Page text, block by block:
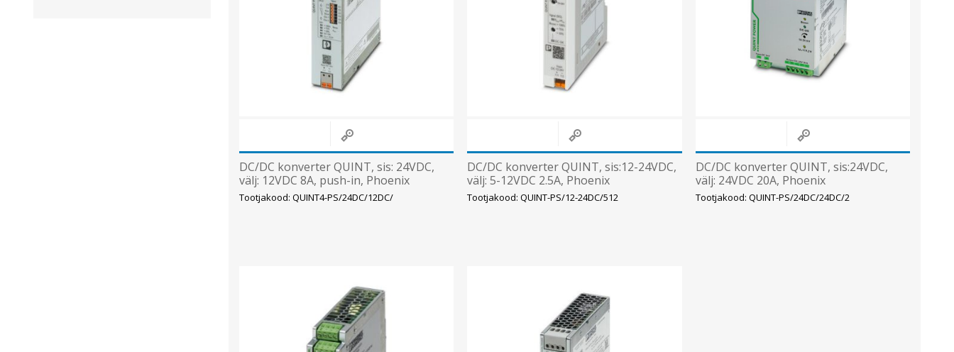
DC/DC konverter QUINT, sis: 24VDC,
välj: 12VDC 8A, push-in, Phoenix
Tootjakood: QUINT4-PS/24DC/12DC/
DC/DC konverter QUINT, sis:12-24VDC,
välj: 5-12VDC 2.5A, Phoenix
Tootjakood: QUINT-PS/12-24DC/512
DC/DC konverter QUINT, sis:24VDC,
välj: 24VDC 20A, Phoenix
Tootjakood: QUINT-PS/24DC/24DC/2